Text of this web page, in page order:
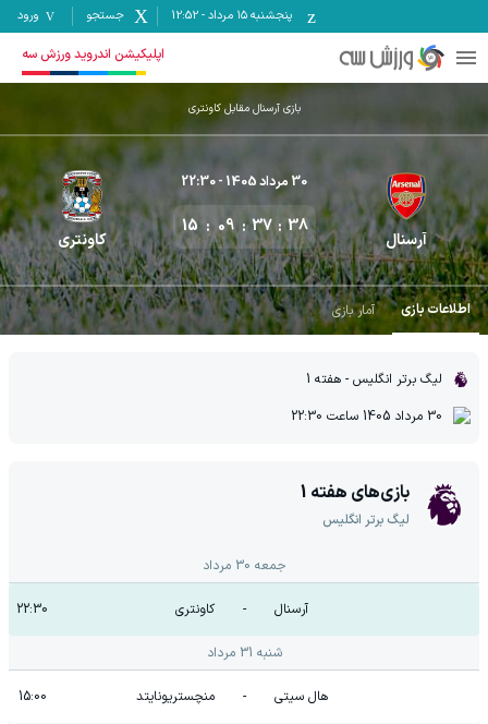
پنجشنبه ۱۵ مرداد -
12:52 جستجو ورود
اپلیکیشن اندروید ورزش سه
بازی آرسنال مقابل کاونتری
آرسنال
30 مرداد 1405 - 22:30
15 09 37 38
کاونتری
اطلاعات بازی آمار بازی
لیگ برتر انگلیس - هفته 1
30 مرداد 1405
ساعت 22:30
بازی‌های هفته 1
لیگ برتر انگلیس
جمعه 30 مرداد
آرسنال - کاونتری 22:30
شنبه 31 مرداد
هال سیتی - منچستریونایتد 15:00